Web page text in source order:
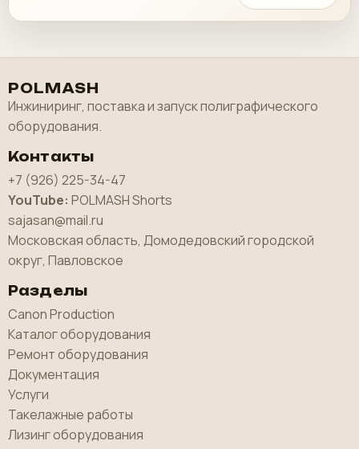
POLMASH
Инжиниринг, поставка и запуск полиграфического
оборудования.
Контакты
+7 (926) 225-34-47
YouTube: POLMASH Shorts
sajasan@mail.ru
Московская область, Домодедовский городской
округ, Павловское
Разделы
Canon Production
Каталог оборудования
Ремонт оборудования
Документация
Услуги
Такелажные работы
Лизинг оборудования